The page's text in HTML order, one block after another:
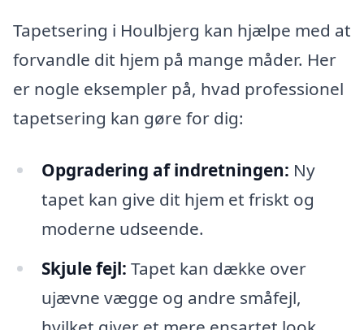
Tapetsering i Houlbjerg kan hjælpe med at
forvandle dit hjem på mange måder. Her
er nogle eksempler på, hvad professionel
tapetsering kan gøre for dig:
Opgradering af indretningen: Ny
tapet kan give dit hjem et friskt og
moderne udseende.
Skjule fejl: Tapet kan dække over
ujævne vægge og andre småfejl,